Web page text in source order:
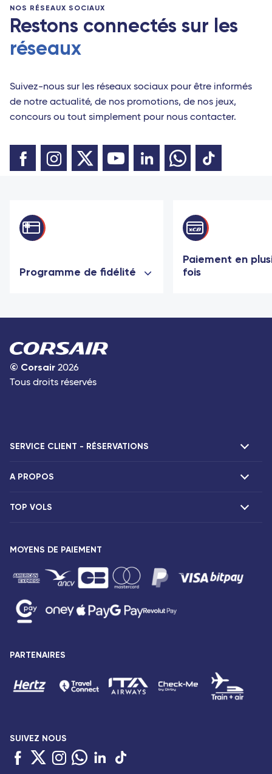
NOS RÉSEAUX SOCIAUX
Restons connectés sur les
réseaux
Suivez-nous sur les réseaux sociaux pour être informés
de notre actualité, de nos promotions, de nos jeux,
concours ou tout simplement pour nous contacter.
Programme de fidélité
Paiement en
fois
© Corsair 2026
Tous droits réservés
SUIVEZ NOUS
SERVICE CLIENT - RÉSERVATIONS
F.A.Q et contacts
Destinations
A PROPOS
Présentation
Espace presse
Conditions tarifaires
Droits des passagers
Conditions générales de vente
Plan du site
Gestion des cookies
TOP VOLS
Vols Paris Saint-Denis
Vols Paris Dzaoudzi
Vols Paris Cotonou
MOYENS DE PAIEMENT
PARTENAIRES